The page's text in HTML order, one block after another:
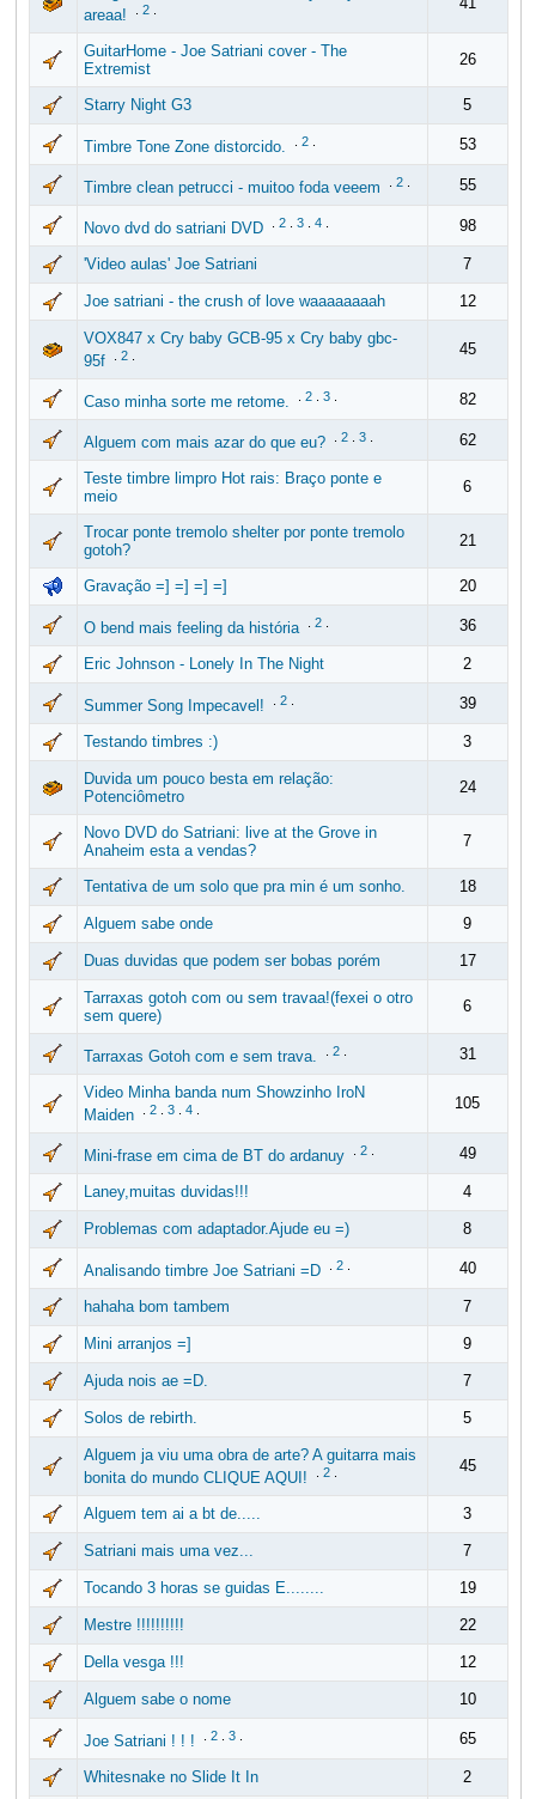
areaa!
2.
GuitarHome - Joe Satriani cover - The
Extremist
26
Starry Night G3 5
Timbre Tone Zone distorcido. 2. 53
Timbre clean petrucci - muitoo foda veeem 2. 55
Novo dvd do satriani DVD 2. 3. 4. 98
'Video aulas' Joe Satriani 7
Joe satriani - the crush of love waaaaaaaah 12
VOX847 x Cry baby GCB-95 x Cry baby gbc-
95f
2. 45
Caso minha sorte me retome. 2. 3. 82
Alguem com mais azar do que eu? 2. 3. 62
Teste timbre limpro Hot rais: Braço ponte e
meio
6
Trocar ponte tremolo shelter por ponte tremolo
gotoh?
21
Gravação =] =] =] =] 20
O bend mais feeling da história 2. 36
Eric Johnson - Lonely In The Night 2
Summer Song Impecavel! 2. 39
Testando timbres :) 3
Duvida um pouco besta em relação:
Potenciômetro
24
Novo DVD do Satriani: live at the Grove in
Anaheim esta a vendas?
7
Tentativa de um solo que pra min é um sonho. 18
Alguem sabe onde 9
Duas duvidas que podem ser bobas porém 17
Tarraxas gotoh com ou sem travaa!(fexei o otro
sem quere)
6
Tarraxas Gotoh com e sem trava. 2. 31
Video Minha banda num Showzinho IroN
Maiden
2. 3. 4. 105
Mini-frase em cima de BT do ardanuy 2. 49
Laney,muitas duvidas!!! 4
Problemas com adaptador.Ajude eu =) 8
Analisando timbre Joe Satriani =D 2. 40
hahaha bom tambem 7
Mini arranjos =] 9
Ajuda nois ae =D. 7
Solos de rebirth. 5
Alguem ja viu uma obra de arte? A guitarra mais
bonita do mundo CLIQUE AQUI!
2. 45
Alguem tem ai a bt de..... 3
Satriani mais uma vez... 7
Tocando 3 horas se guidas E........ 19
Mestre !!!!!!!!!! 22
Della vesga !!! 12
Alguem sabe o nome 10
Joe Satriani ! ! ! 2. 3. 65
Whitesnake no Slide It In 2